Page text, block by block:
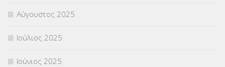
Αύγουστος 2025
Ιούλιος 2025
Ιούνιος 2025